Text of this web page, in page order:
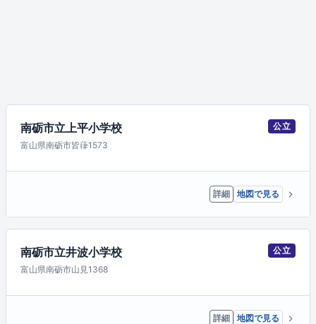
南砺市立上平小学校
公立
富山県南砺市皆葎1573
詳細 地図で見る
南砺市立井波小学校
公立
富山県南砺市山見1368
詳細 地図で見る